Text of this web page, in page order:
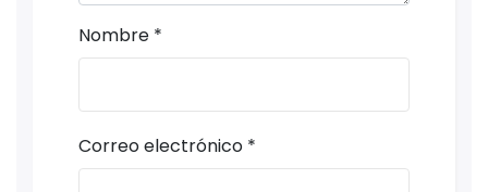
Nombre *
Correo electrónico *